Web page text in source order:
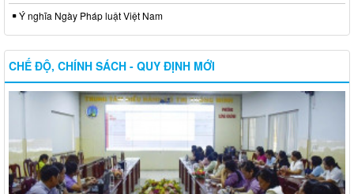
Ý nghĩa Ngày Pháp luật Việt Nam
CHẾ ĐỘ, CHÍNH SÁCH - QUY ĐỊNH MỚI